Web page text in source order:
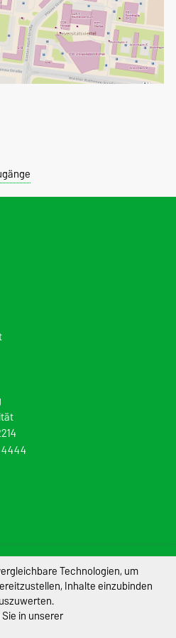
Technologien, um
Inhalte einzubinden
in unserer